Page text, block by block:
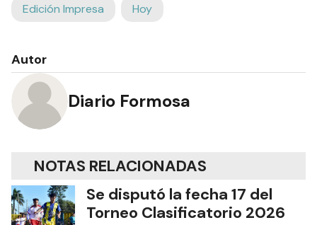
Edición Impresa Hoy
Autor
Diario Formosa
NOTAS RELACIONADAS
Se disputó la fecha 17 del
Torneo Clasificatorio 2026